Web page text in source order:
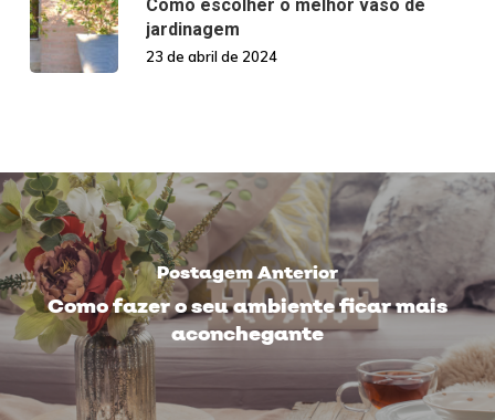
Como escolher o melhor vaso de
jardinagem
23 de abril de 2024
Postagem Anterior
Como fazer o seu ambiente ficar mais
aconchegante